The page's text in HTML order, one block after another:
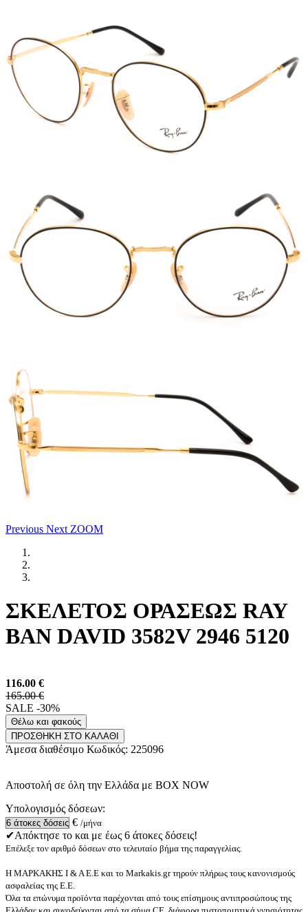
Previous Next ZOOM
ΣΚΕΛΕΤΟΣ ΟΡΑΣΕΩΣ RAY
BAN DAVID 3582V 2946 5120
116.00 €
165.00 €
SALE -30%
Θέλω και φακούς
ΠΡΟΣΘΗΚΗ ΣΤΟ ΚΑΛΑΘΙ
Άμεσα διαθέσιμο Κωδικός: 225096
Αποστολή σε όλη την Ελλάδα με BOX NOW
Υπολογισμός δόσεων:
€ /μήνα
✔Απόκτησε το και με έως 6 άτοκες δόσεις!
Επέλεξε τον αριθμό δόσεων στο τελευταίο βήμα της παραγγελίας.
Η ΜΑΡΚΑΚΗΣ Ι & Α Ε.Ε και το Markakis.gr τηρούν πλήρως τους κανονισμούς
ασφαλείας της Ε.Ε.
Όλα τα επώνυμα προϊόντα παρέχονται από τους επίσημους αντιπροσώπους της